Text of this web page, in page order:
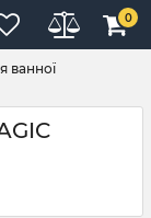
0
ванної